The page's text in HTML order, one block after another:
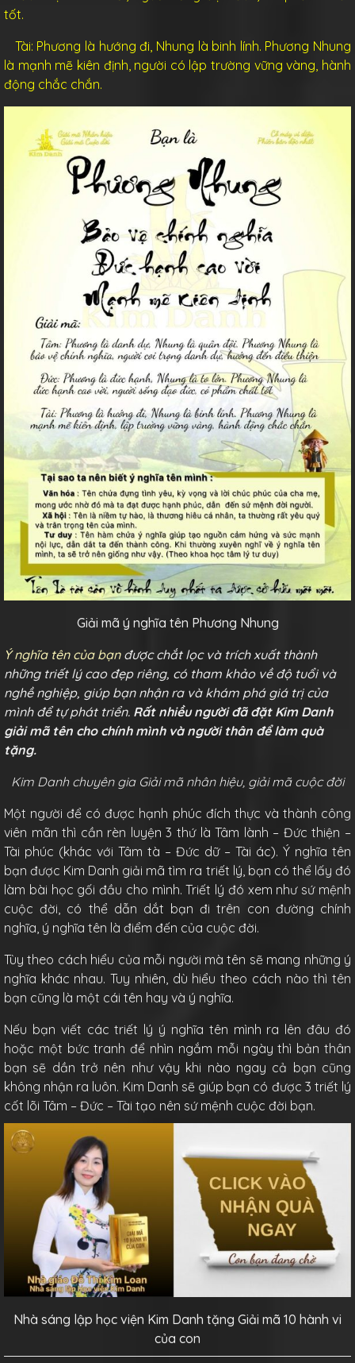
tốt.
Tài: Phương là hướng đi, Nhung là binh lính. Phương Nhung
là mạnh mẽ kiên định, người có lập trường vững vàng, hành
động chắc chắn.
Giải mã ý nghĩa tên Phương Nhung
Ý nghĩa tên của bạnđược chắt lọc và trích xuất thành
những triết lý cao đẹp riêng, có tham khảo về độ tuổi và
nghề nghiệp, giúp bạn nhận ra và khám phá giá trị của
mình để tự phát triển. Rất nhiều người đã đặt Kim Danh
giải mã tên cho chính mình và người thân để làm quà
tặng.
Kim Danh chuyên gia Giải mã nhân hiệu, giải mã cuộc đời
Một người để có được hạnh phúc đích thực và thành công
viên mãn thì cần rèn luyện 3 thứ là Tâm lành – Đức thiện –
Tài phúc (khác với Tâm tà – Đức dữ – Tài ác). Ý nghĩa tên
bạn được Kim Danh giải mã tìm ra triết lý, bạn có thể lấy đó
làm bài học gối đầu cho mình. Triết lý đó xem như sứ mệnh
cuộc đời, có thể dẫn dắt bạn đi trên con đường chính
nghĩa, ý nghĩa tên là điểm đến của cuộc đời.
Tùy theo cách hiểu của mỗi người mà tên sẽ mang những ý
nghĩa khác nhau. Tuy nhiên, dù hiểu theo cách nào thì tên
bạn cũng là một cái tên hay và ý nghĩa.
Nếu bạn viết các triết lý ý nghĩa tên mình ra lên đâu đó
hoặc một bức tranh để nhìn ngắm mỗi ngày thì bản thân
bạn sẽ dần trở nên như vậy khi nào ngay cả bạn cũng
không nhận ra luôn. Kim Danh sẽ giúp bạn có được 3 triết lý
cốt lõi Tâm – Đức – Tài tạo nên sứ mệnh cuộc đời bạn.
Nhà sáng lập học viện Kim Danh tặng Giải mã 10 hành vi
của con